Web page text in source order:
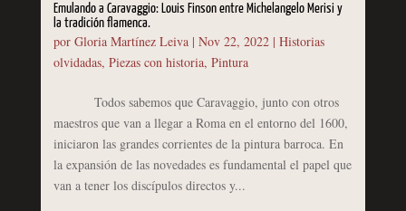
Emulando a Caravaggio: Louis Finson entre Michelangelo Merisi y
la tradición flamenca.
por Gloria Martínez Leiva| Nov 22, 2022| Historias
olvidadas, Piezas con historia, Pintura
Todos sabemos que Caravaggio, junto con otros
maestros que van a llegar a Roma en el entorno del 1600,
iniciaron las grandes corrientes de la pintura barroca. En
la expansión de las novedades es fundamental el papel que
van a tener los discípulos directos y...